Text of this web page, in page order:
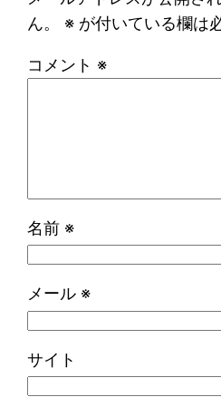
ん。
※ が付いている欄は
コメント ※
名前 ※
メール ※
サイト